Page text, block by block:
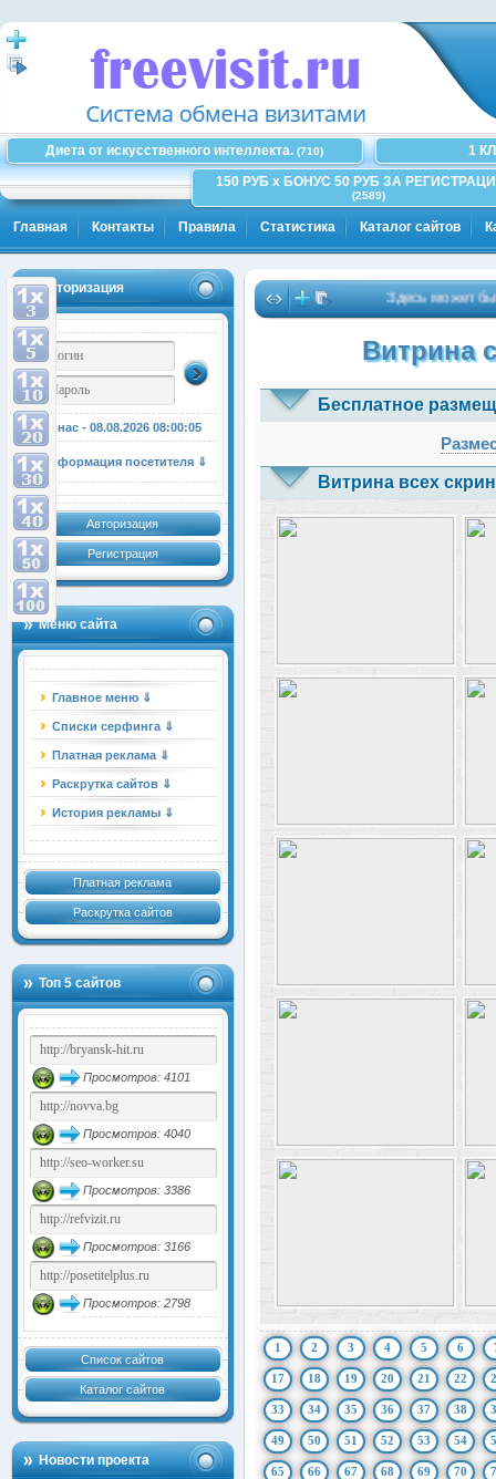
Диета от искусственного интеллекта. (710)
1
150 РУБ x БОНУС 50 РУБ ЗА
(2589)
Главная Контакты Правила Статистика Каталог сайтов
Авторизация
У нас - 08.08.2026 08:00:05
Информация посетителя ⇓
Авторизация
Регистрация
Меню сайта
Главное меню ⇓
Списки серфинга ⇓
Платная реклама ⇓
Раскрутка сайтов ⇓
История рекламы ⇓
Платная реклама
Раскрутка сайтов
Топ 5 сайтов
Просмотров: 4101
Просмотров: 4040
Просмотров: 3386
Просмотров: 3166
Просмотров: 2798
Список сайтов
Каталог сайтов
Новости проекта
Здесь может быть
Витрина
Бесплатное
Витрина всех
1 2 3 4 5 6
17 18 19 20 21 22
33 34 35 36 37 38
49 50 51 52 53 54
65 66 67 68 69 70